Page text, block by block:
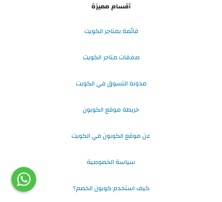
أقسام مميزة
قائمة بمتاجر الكويت
صفقات متاجر الكويت
مدونة التسوق في الكويت
خريطة موقع الكوبون
عن موقع الكوبون في الكويت
سياسة الخصوصية
كيف استخدم كوبون الخصم؟